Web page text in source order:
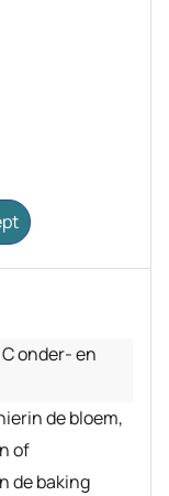
onder- en
de bloem,
of
de baking